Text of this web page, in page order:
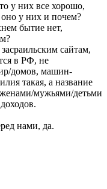
у них все хорошо,
у них и почем?
бытие нет,
сайтам,
в РФ, не
домов, машин-
такая, а название
женами/мужьями/детьми
нами, да.